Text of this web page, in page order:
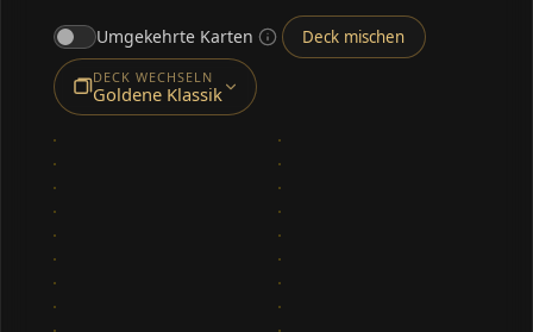
Umgekehrte Karten Deck mischen
DECK WECHSELN
Goldene Klassik